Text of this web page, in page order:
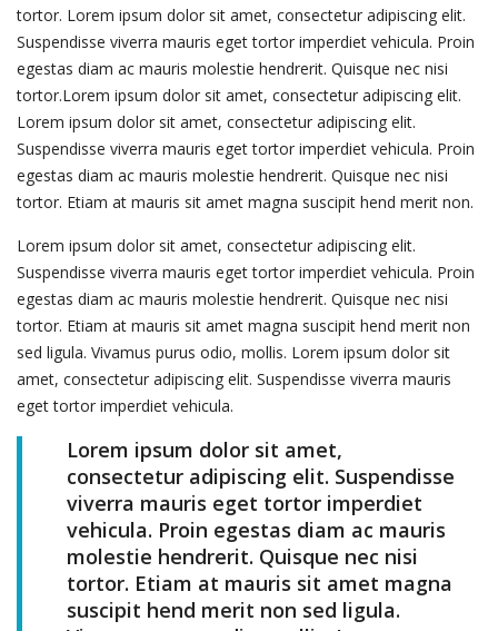
tortor. Lorem ipsum dolor sit amet, consectetur adipiscing elit.
Suspendisse viverra mauris eget tortor imperdiet vehicula. Proin
egestas diam ac mauris molestie hendrerit. Quisque nec nisi
tortor.Lorem ipsum dolor sit amet, consectetur adipiscing elit.
Lorem ipsum dolor sit amet, consectetur adipiscing elit.
Suspendisse viverra mauris eget tortor imperdiet vehicula. Proin
egestas diam ac mauris molestie hendrerit. Quisque nec nisi
tortor. Etiam at mauris sit amet magna suscipit hend merit non.
Lorem ipsum dolor sit amet, consectetur adipiscing elit.
Suspendisse viverra mauris eget tortor imperdiet vehicula. Proin
egestas diam ac mauris molestie hendrerit. Quisque nec nisi
tortor. Etiam at mauris sit amet magna suscipit hend merit non
sed ligula. Vivamus purus odio, mollis. Lorem ipsum dolor sit
amet, consectetur adipiscing elit. Suspendisse viverra mauris
eget tortor imperdiet vehicula.
Lorem ipsum dolor sit amet,
consectetur adipiscing elit. Suspendisse
viverra mauris eget tortor imperdiet
vehicula. Proin egestas diam ac mauris
molestie hendrerit. Quisque nec nisi
tortor. Etiam at mauris sit amet magna
suscipit hend merit non sed ligula.